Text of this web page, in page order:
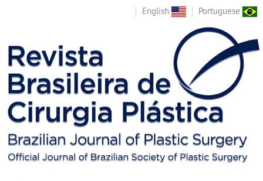
English Portuguese